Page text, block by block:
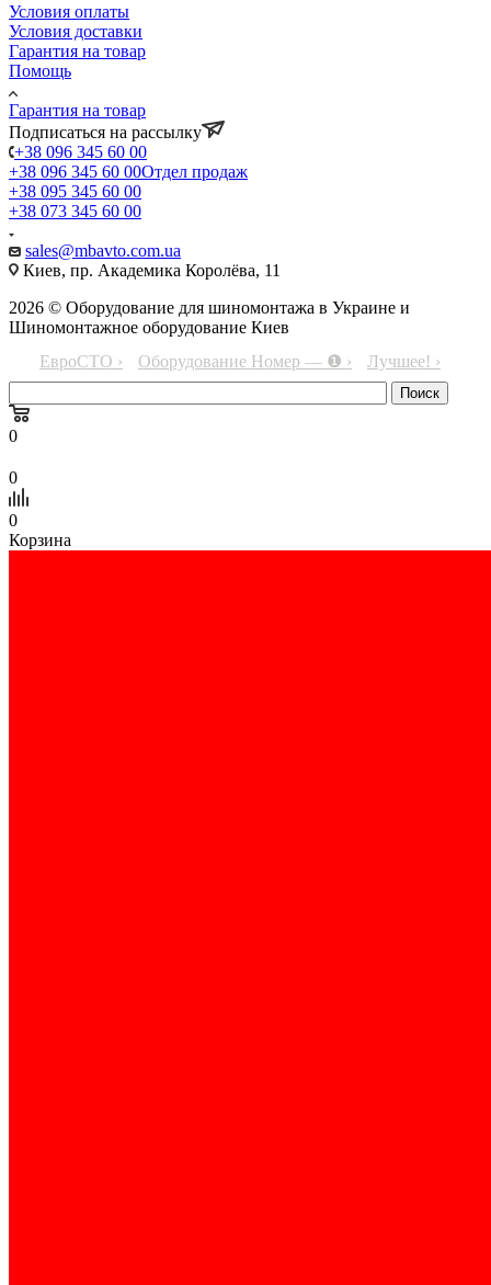
Условия оплаты
Условия доставки
Гарантия на товар
Помощь
Гарантия на товар
Подписаться на рассылку
+38 096 345 60 00
+38 096 345 60 00Отдел продаж
+38 095 345 60 00
+38 073 345 60 00
sales@mbavto.com.ua
Киев, пр. Академика Королёва, 11
2026 © Оборудование для шиномонтажа в Украине и
Шиномонтажное оборудование Киев
ЕвроСТО ›
Оборудование Номер — ❶ › Лучшее! ›
0
0
0
Корзина